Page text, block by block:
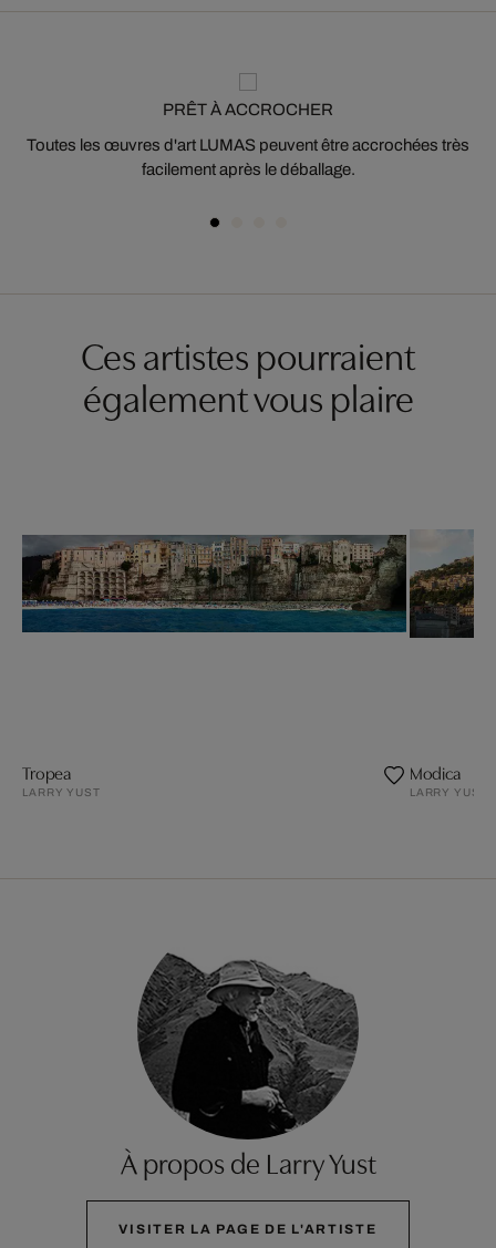
PRÊT À ACCROCHER
Toutes les œuvres d'art LUMAS peuvent être accrochées très
facilement après le déballage.
Ces artistes pourraient
également vous plaire
Tropea
LARRY YUST
Modica
LARRY YUST
À propos de Larry Yust
VISITER LA PAGE DE L'ARTISTE